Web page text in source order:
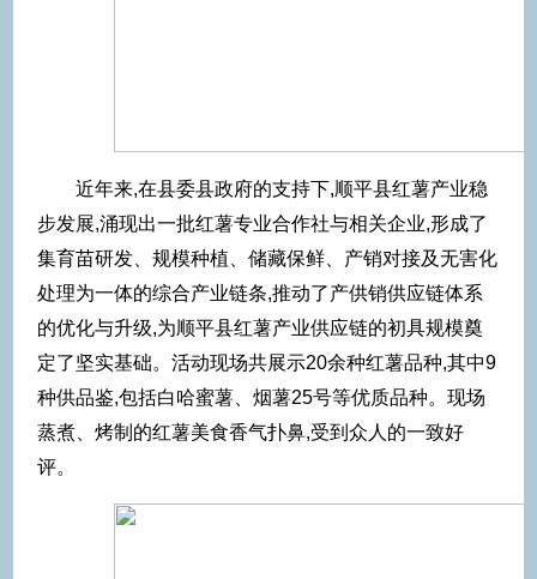
近年来,在县委县政府的支持下,顺平县红薯产业稳
步发展,涌现出一批红薯专业合作社与相关企业,形成了
集育苗研发、规模种植、储藏保鲜、产销对接及无害化
处理为一体的综合产业链条,推动了产供销供应链体系
的优化与升级,为顺平县红薯产业供应链的初具规模奠
定了坚实基础。活动现场共展示20余种红薯品种,其中9
种供品鉴,包括白哈蜜薯、烟薯25号等优质品种。现场
蒸煮、烤制的红薯美食香气扑鼻,受到众人的一致好
评。